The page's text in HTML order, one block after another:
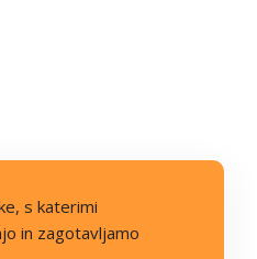
s katerimi
in zagotavljamo